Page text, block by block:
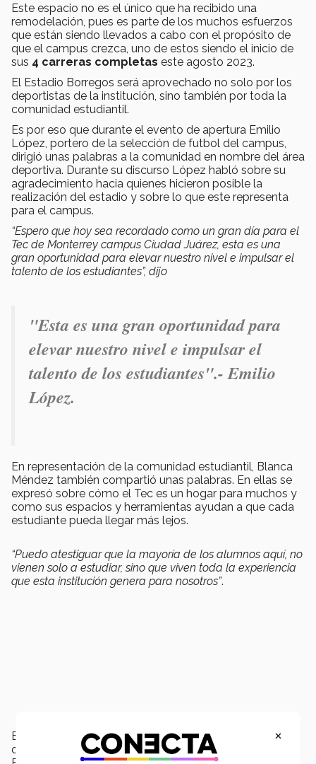
Este espacio no es el único que ha recibido una
remodelación, pues es parte de los muchos esfuerzos
que están siendo llevados a cabo con el propósito de
que el campus crezca, uno de estos siendo el inicio de
sus 4 carreras completas este agosto 2023.
El Estadio Borregos será aprovechado no solo por los
deportistas de la institución, sino también por toda la
comunidad estudiantil.
Es por eso que durante el evento de apertura Emilio
López, portero de la selección de futbol del campus,
dirigió unas palabras a la comunidad en nombre del área
deportiva. Durante su discurso López habló sobre su
agradecimiento hacia quienes hicieron posible la
realización del estadio y sobre lo que este representa
para el campus.
“Espero que hoy sea recordado como un gran día para el
Tec de Monterrey campus Ciudad Juárez, esta es una
gran oportunidad para elevar nuestro nivel e impulsar el
talento de los estudiantes”, dijo
"Esta es una gran oportunidad para
elevar nuestro nivel e impulsar el
talento de los estudiantes".- Emilio
López.
En representación de la comunidad estudiantil, Blanca
Méndez también compartió unas palabras. En ellas se
expresó sobre cómo el Tec es un hogar para muchos y
como sus espacios y herramientas ayudan a que cada
estudiante pueda llegar más lejos.
“Puedo atestiguar que la mayoría de los alumnos aquí, no
vienen solo a estudiar, sino que viven toda la experiencia
que esta institución genera para nosotros”.
El evento llegó a su triunfal fin con la patada inaugural
dada por Blanca Solis, delantera del equipo FC Juárez
×